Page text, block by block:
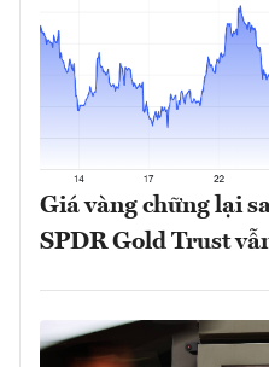
Giá vàng chững lại
SPDR Gold Trust